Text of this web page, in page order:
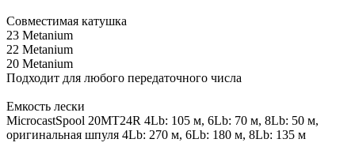
Совместимая катушка
23 Metanium
22 Metanium
20 Metanium
Подходит для любого передаточного числа
Емкость лески
MicrocastSpool 20MT24R 4Lb: 105 м, 6Lb: 70 м, 8Lb: 50 м,
оригинальная шпуля 4Lb: 270 м, 6Lb: 180 м, 8Lb: 135 м